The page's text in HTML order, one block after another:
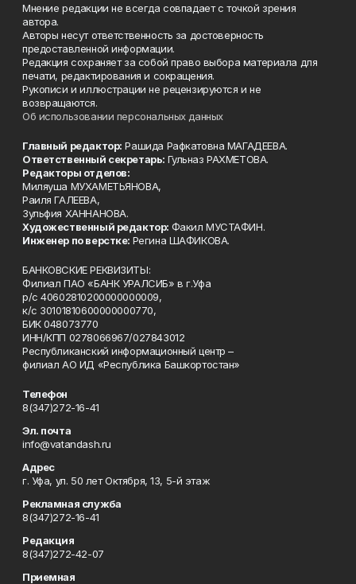
Мнение редакции не всегда совпадает с точкой зрения
автора.
Авторы несут ответственность за достоверность
предоставленной информации.
Редакция сохраняет за собой право выбора материала для
печати, редактирования и сокращения.
Рукописи и иллюстрации не рецензируются и не
возвращаются.
Об использовании персональных данных
Главный редактор: Рашида Рафкатовна МАГАДЕЕВА.
Ответственный секретарь: Гульназ РАХМЕТОВА.
Редакторы отделов:
Миляуша МУХАМЕТЬЯНОВА,
Раиля ГАЛЕЕВА,
Зульфия ХАННАНОВА.
Художественный редактор: Факил МУСТАФИН.
Инженер по верстке: Регина ШАФИКОВА.
БАНКОВСКИЕ РЕКВИЗИТЫ:
Филиал ПАО «БАНК УРАЛСИБ» в г.Уфа
р/с 40602810200000000009,
к/с 30101810600000000770,
БИК 048073770
ИНН/КПП 0278066967/027843012
Республиканский информационный центр –
филиал АО ИД «Республика Башкортостан»
Телефон
8(347)272-16-41
Эл. почта
info@vatandash.ru
Адрес
г. Уфа, ул. 50 лет Октября, 13, 5-й этаж
Рекламная служба
8(347)272-16-41
Редакция
8(347)272-42-07
Приемная